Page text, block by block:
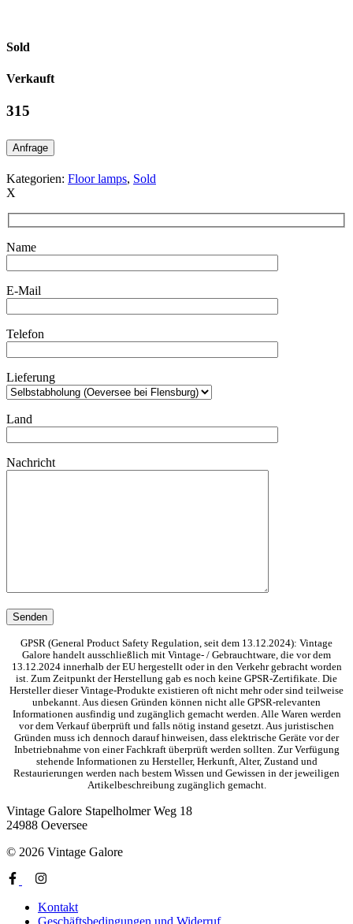
Sold
Verkauft
315
Anfrage
Kategorien: Floor lamps, Sold
X
Name
E-Mail
Telefon
Lieferung
Land
Nachricht
GPSR (General Product Safety Regulation, seit dem 13.12.2024): Vintage
Galore handelt ausschließlich mit Vintage- / Gebrauchtware, die vor dem
13.12.2024 innerhalb der EU hergestellt oder in den Verkehr gebracht worden
ist. Zum Zeitpunkt der Herstellung gab es noch keine GPSR-Zertifikate. Die
Hersteller dieser Vintage-Produkte existieren oft nicht mehr oder sind teilweise
unbekannt. Aus diesen Gründen können nicht alle GPSR-relevanten
Informationen ausfindig und zugänglich gemacht werden. Alle Waren werden
vor dem Verkauf überprüft und falls nötig instand gesetzt. Aus juristischen
Gründen muss ich dennoch darauf hinweisen, dass elektrische Geräte vor der
Inbetriebnahme von einer Fachkraft überprüft werden sollten. Zur Verfügung
stehende Informationen zu Hersteller, Herkunft, Alter, Zustand und
Restaurierungen werden nach bestem Wissen und Gewissen in der jeweiligen
Artikelbeschreibung zugänglich gemacht.
Vintage Galore Stapelholmer Weg 18
24988 Oeversee
© 2026 Vintage Galore
Kontakt